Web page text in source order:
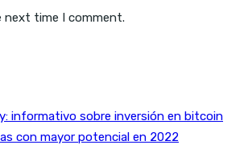
next time I comment.
informativo sobre inversión en bitcoin
con mayor potencial en 2022